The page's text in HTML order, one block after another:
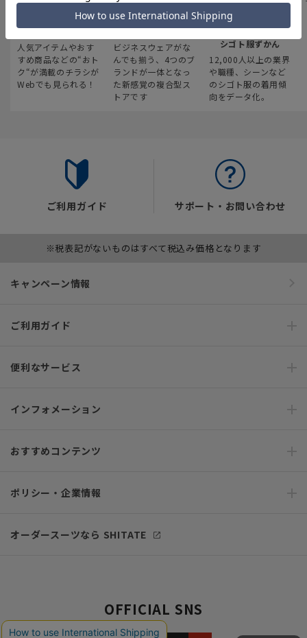
最新のお買い得情報
人気アイテムやおす
すめ商品などの“おト
ク“が満載のチラシが
Webでも見られる！
スーツスクエア
ビジネスウェアがな
んでも揃う、4つのブ
ランドが一体となっ
た新感覚の複合型ス
トアです
みんなの
シゴト服ずかん
12,000人以上の業界
や職種、シーンなど
のシゴト服の着用傾
向をデータ化。
ご利用ガイド サポート・お問い合わせ
※税表記がないものはすべて税込み価格となります
キャンペーン情報
ご利用ガイド
便利なサービス
インフォメーション
おすすめコンテンツ
ポリシー・企業情報
オーダースーツなら SHITATE
OFFICIAL SNS